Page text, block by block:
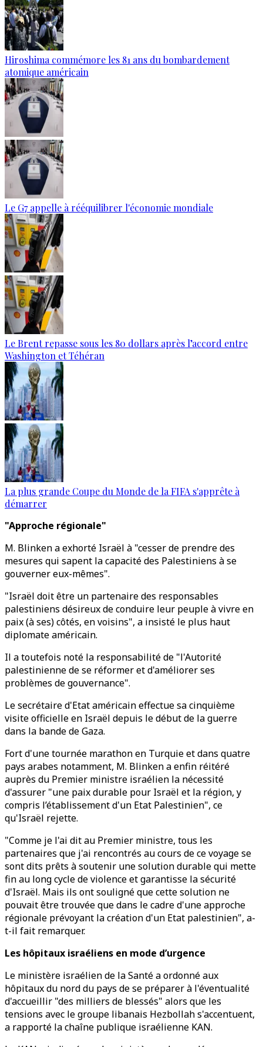
Hiroshima commémore les 81 ans du bombardement
atomique américain
Le G7 appelle à rééquilibrer l'économie mondiale
Le Brent repasse sous les 80 dollars après l’accord entre
Washington et Téhéran
La plus grande Coupe du Monde de la FIFA s'apprête à
démarrer
"Approche régionale"
M. Blinken a exhorté Israël à "cesser de prendre des
mesures qui sapent la capacité des Palestiniens à se
gouverner eux-mêmes".
"Israël doit être un partenaire des responsables
palestiniens désireux de conduire leur peuple à vivre en
paix (à ses) côtés, en voisins", a insisté le plus haut
diplomate américain.
Il a toutefois noté la responsabilité de "l'Autorité
palestinienne de se réformer et d'améliorer ses
problèmes de gouvernance".
Le secrétaire d'Etat américain effectue sa cinquième
visite officielle en Israël depuis le début de la guerre
dans la bande de Gaza.
Fort d'une tournée marathon en Turquie et dans quatre
pays arabes notamment, M. Blinken a enfin réitéré
auprès du Premier ministre israélien la nécessité
d'assurer "une paix durable pour Israël et la région, y
compris l’établissement d'un Etat Palestinien", ce
qu'Israël rejette.
"Comme je l'ai dit au Premier ministre, tous les
partenaires que j'ai rencontrés au cours de ce voyage se
sont dits prêts à soutenir une solution durable qui mette
fin au long cycle de violence et garantisse la sécurité
d'Israël. Mais ils ont souligné que cette solution ne
pouvait être trouvée que dans le cadre d'une approche
régionale prévoyant la création d'un Etat palestinien", a-
t-il fait remarquer.
Les hôpitaux israéliens en mode d’urgence
Le ministère israélien de la Santé a ordonné aux
hôpitaux du nord du pays de se préparer à l'éventualité
d'accueillir "des milliers de blessés" alors que les
tensions avec le groupe libanais Hezbollah s'accentuent,
a rapporté la chaîne publique israélienne KAN.